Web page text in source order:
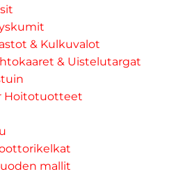
& Kulkuvalot
& Uistelutargat
Hoitotuotteet
mallit